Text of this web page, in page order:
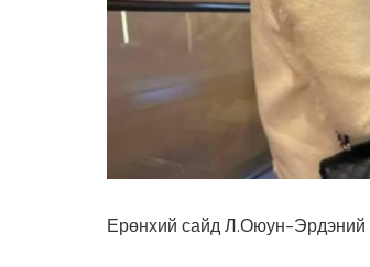
Ерөнхий сайд Л.Оюун-Эрдэний